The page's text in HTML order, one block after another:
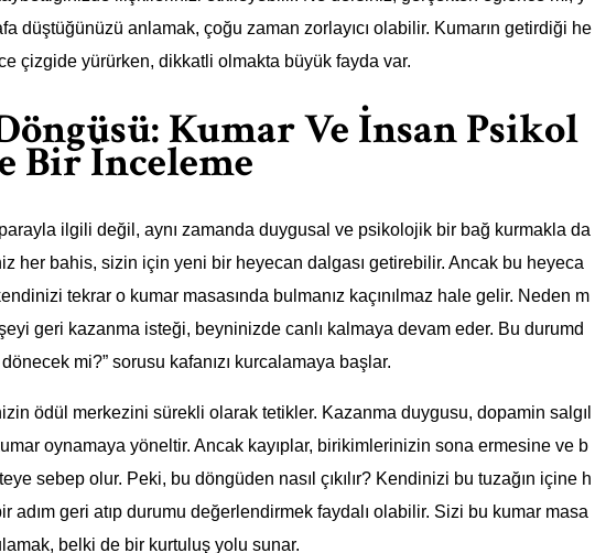
düştüğünüzü anlamak, çoğu zaman zorlayıcı olabilir. Kumarın getirdiği he
çizgide yürürken, dikkatli olmakta büyük fayda var.
Kumar Ve İnsan Psikol
Bir İnceleme
parayla ilgili değil, aynı zamanda duygusal ve psikolojik bir bağ kurmakla da
her bahis, sizin için yeni bir heyecan dalgası getirebilir. Ancak bu heyeca
tekrar o kumar masasında bulmanız kaçınılmaz hale gelir. Neden m
geri kazanma isteği, beyninizde canlı kalmaya devam eder. Bu durumd
mi?” sorusu kafanızı kurcalamaya başlar.
ödül merkezini sürekli olarak tetikler. Kazanma duygusu, dopamin salgıl
oynamaya yöneltir. Ancak kayıplar, birikimlerinizin sona ermesine ve b
sebep olur. Peki, bu döngüden nasıl çıkılır? Kendinizi bu tuzağın içine h
adım geri atıp durumu değerlendirmek faydalı olabilir. Sizi bu kumar masa
belki de bir kurtuluş yolu sunar.